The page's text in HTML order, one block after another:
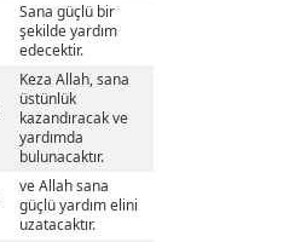
Sana güçlü bir
şekilde yardım
edecektir.
Keza Allah, sana
üstünlük
kazandıracak ve
yardımda
bulunacaktır.
ve Allah sana
güçlü yardım elini
uzatacaktır.